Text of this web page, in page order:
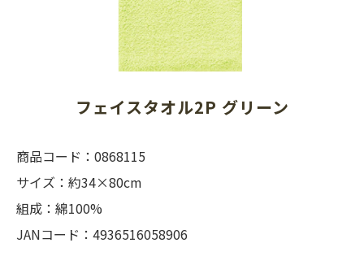
フェイスタオル2P グリーン
商品コード：0868115
サイズ：約34×80cm
組成：綿100%
JANコード：4936516058906